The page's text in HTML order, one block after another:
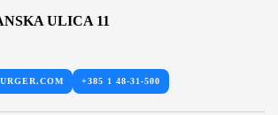
ULICA 11
+385 1 48-31-500